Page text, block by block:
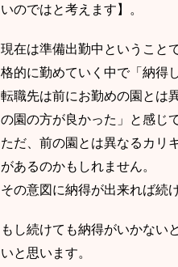
いのではと考えます】。
現在は準備出勤中ということ
格的に勤めていく中で「納得
転職先は前にお勤めの園とは
の園の方が良かった」と感じ
ただ、前の園とは異なるカリ
があるのかもしれません。
その意図に納得が出来れば続
もし続けても納得がいかない
いと思います。